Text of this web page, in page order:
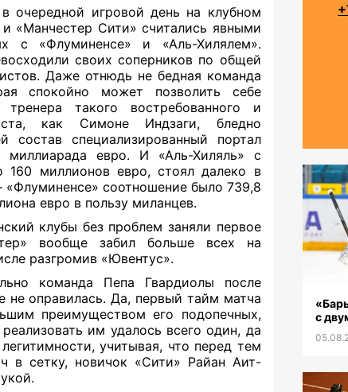
очередной игровой день на клубном
«Манчестер Сити» считались явными
с «Флуминенсе» и «Аль-Хилялем».
своих соперников по общей
Даже отнюдь не бедная команда
спокойно может позволить себе
такого востребованного и
как Симоне Индзаги, бледно
состав специализированный портал
миллиарада евро. И «Аль-Хиляль» с
миллионов евро, стоял далеко в
соотношение было 739,8
евро в пользу миланцев.
клубы без проблем заняли первое
вообще забил больше всех на
разгромив «Ювентус».
команда Пепа Гвардиолы после
не оправилась. Да, первый тайм матча
преимуществом его подопечных,
им удалось всего один, да
учитывая, что перед тем
в сетку, новичок «Сити» Райан Аит-
с